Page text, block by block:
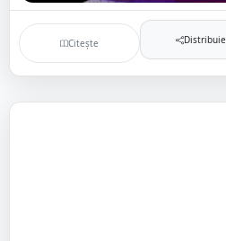
Citește Distribuie